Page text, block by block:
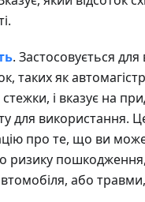
. Застосовується для
таких як
і вказує на
для використання.
про те, що ви
ризику
або